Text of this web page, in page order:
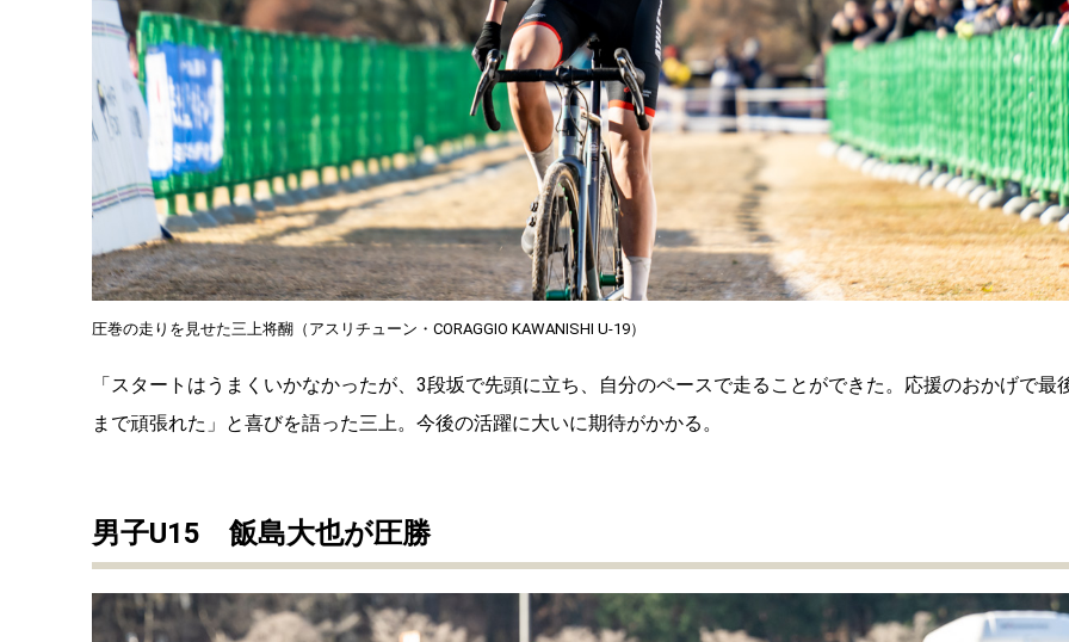
圧巻の走りを見せた三上将醐（アスリチューン・CORAGGIO KAWANISHI U-19）
「スタートはうまくいかなかったが、3段坂で先頭に立ち、自分のペースで走ることができた。応援のおかげで最
まで頑張れた」と喜びを語った三上。今後の活躍に大いに期待がかかる。
男子U15 飯島大也が圧勝